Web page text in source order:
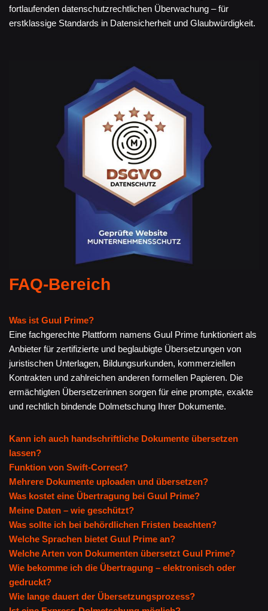
fortlaufenden datenschutzrechtlichen Überwachung – für
erstklassige Standards in Datensicherheit und Glaubwürdigkeit.
FAQ-Bereich
Was ist Guul Prime?
Eine fachgerechte Plattform namens Guul Prime funktioniert als
Anbieter für zertifizierte und beglaubigte Übersetzungen von
juristischen Unterlagen, Bildungsurkunden, kommerziellen
Kontrakten und zahlreichen anderen formellen Papieren. Die
ermächtigten Übersetzerinnen sorgen für eine prompte, exakte
und rechtlich bindende Dolmetschung Ihrer Dokumente.
Kann ich auch handschriftliche Dokumente übersetzen
lassen?
Funktion von Swift-Correct?
Mehrere Dokumente uploaden und übersetzen?
Was kostet eine Übertragung bei Guul Prime?
Meine Daten – wie geschützt?
Was sollte ich bei behördlichen Fristen beachten?
Welche Sprachen bietet Guul Prime an?
Welche Arten von Dokumenten übersetzt Guul Prime?
Wie bekomme ich die Übertragung – elektronisch oder
gedruckt?
Wie lange dauert der Übersetzungsprozess?